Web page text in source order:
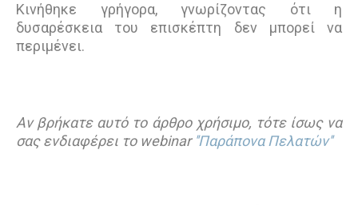
Κινήθηκε γρήγορα, γνωρίζοντας ότι η
δυσαρέσκεια του επισκέπτη δεν μπορεί να
περιμένει.
Αν βρήκατε αυτό το άρθρο χρήσιμο, τότε ίσως να
σας ενδιαφέρει το webinar ''Παράπονα Πελατών''